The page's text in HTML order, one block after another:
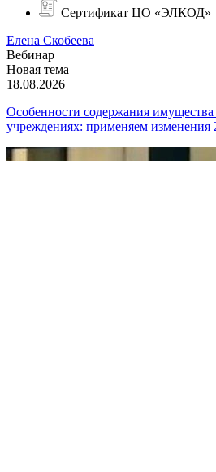
Сертификат ЦО «ЭЛКОД»
Елена Скобеева
Вебинар
Новая тема
18.08.2026
Особенности содержания
учреждениях: применяем изменения